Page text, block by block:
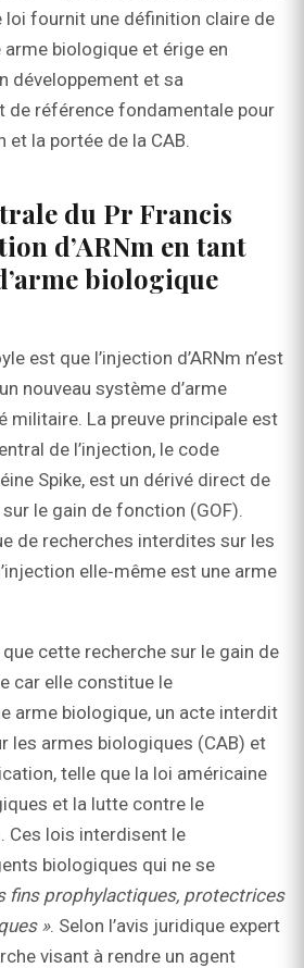
loi fournit une définition claire de
biologique et érige en
développement et sa
de référence fondamentale pour
et la portée de la CAB.
du Pr Francis
d’ARNm en tant
biologique
est que l’injection d’ARNm n’est
nouveau système d’arme
militaire. La preuve principale est
de l’injection, le code
Spike, est un dérivé direct de
le gain de fonction (GOF).
de recherches interdites sur les
elle‑même est une arme
cette recherche sur le gain de
car elle constitue le
arme biologique, un acte interdit
les armes biologiques (CAB) et
telle que la loi américaine
et la lutte contre le
Ces lois interdisent le
biologiques qui ne se
fins prophylactiques, protectrices
». Selon l’avis juridique expert
visant à rendre un agent